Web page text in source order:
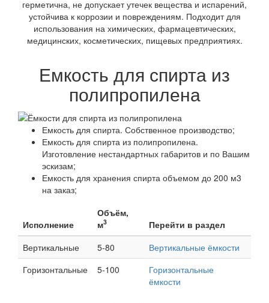
герметична, не допускает утечек вещества и испарений,
устойчива к коррозии и повреждениям. Подходит для
использования на химических, фармацевтических,
медицинских, косметических, пищевых предприятиях.
Емкость для спирта из
полипропилена
Емкость для спирта. Собственное производство;
Емкость для спирта из полипропилена.
Изготовление нестандартных габаритов и по Вашим
эскизам;
Емкость для хранения спирта объемом до 200 м3
на заказ;
Исполнение
Объём,
м3
Перейти в раздел
Вертикальные
5-80
Вертикальные ёмкости
Горизонтальные
5-100
Горизонтальные
ёмкости